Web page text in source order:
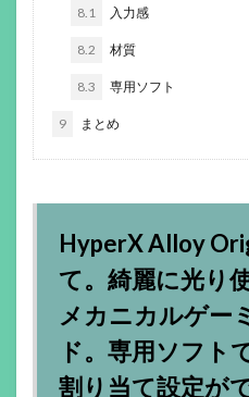
8.1 入力感
8.2 材質
8.3 専用ソフト
9 まとめ
HyperX Alloy
て。綺麗に光り
メカニカルゲー
ド。専用ソフト
割り当て設定が